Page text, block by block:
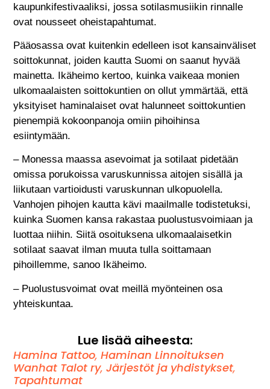
kaupunkifestivaaliksi, jossa sotilasmusiikin rinnalle
ovat nousseet oheistapahtumat.
Pääosassa ovat kuitenkin edelleen isot kansainväliset
soittokunnat, joiden kautta Suomi on saanut hyvää
mainetta. Ikäheimo kertoo, kuinka vaikeaa monien
ulkomaalaisten soittokuntien on ollut ymmärtää, että
yksityiset haminalaiset ovat halunneet soittokuntien
pienempiä kokoonpanoja omiin pihoihinsa
esiintymään.
– Monessa maassa asevoimat ja sotilaat pidetään
omissa porukoissa varuskunnissa aitojen sisällä ja
liikutaan vartioidusti varuskunnan ulkopuolella.
Vanhojen pihojen kautta kävi maailmalle todistetuksi,
kuinka Suomen kansa rakastaa puolustusvoimiaan ja
luottaa niihin. Siitä osoituksena ulkomaalaisetkin
sotilaat saavat ilman muuta tulla soittamaan
pihoillemme, sanoo Ikäheimo.
– Puolustusvoimat ovat meillä myönteinen osa
yhteiskuntaa.
Lue lisää aiheesta:
Hamina Tattoo,Haminan Linnoituksen
Wanhat Talot ry,Järjestöt ja yhdistykset,
Tapahtumat